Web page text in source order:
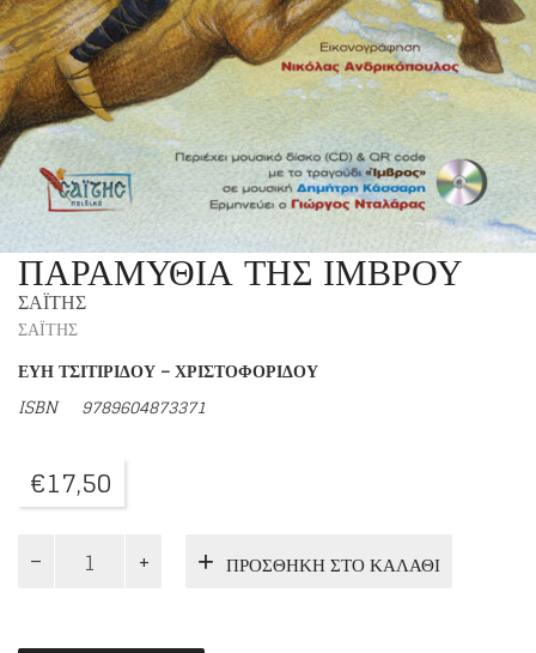
ΠΑΡΑΜΥΘΙΑ ΤΗΣ ΙΜΒΡΟΥ
ΣΑΪΤΗΣ
ΣΑΪΤΗΣ
ΕΥΗ ΤΣΙΤΙΡΙΔΟΥ – ΧΡΙΣΤΟΦΟΡΙΔΟΥ
ISBN9789604873371
€17,50
ΤΗΣ
ΠΡΟΣΘΉΚΗ ΣΤΟ ΚΑΛΆΘΙ